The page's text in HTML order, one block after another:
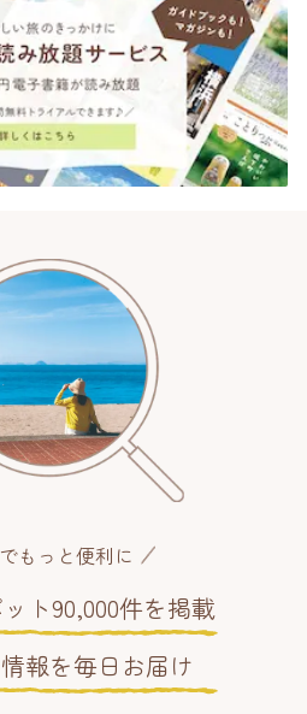
もっと便利に
ト90,000件を掲載
報を毎日お届け